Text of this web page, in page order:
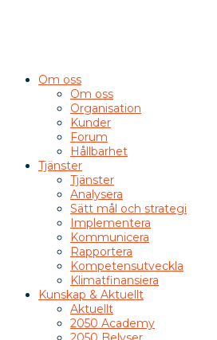
Om oss
Om oss
Organisation
Kunder
Forum
Hållbarhet
Tjänster
Tjänster
Analysera
Sätt mål och strategi
Implementera
Kommunicera
Rapportera
Kompetensutveckla
Klimatfinansiera
Kunskap & Aktuellt
Aktuellt
2050 Academy